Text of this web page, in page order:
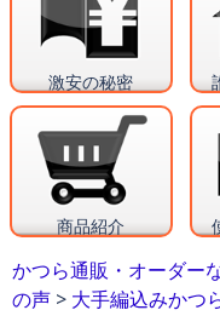
激安の秘密
商品紹介
かつら通販・オーダー
の声 > 大手編込みかつ